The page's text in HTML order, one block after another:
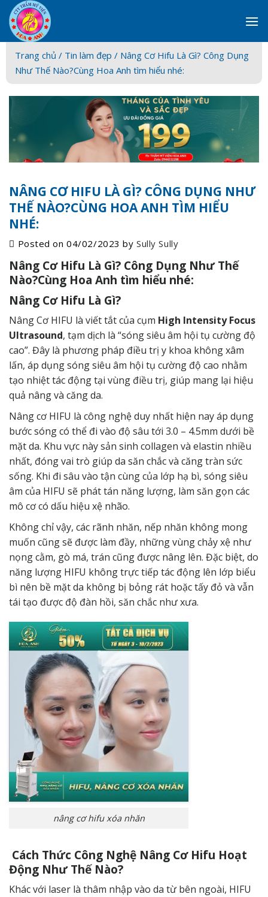
Skip
to
content
Trang chủ / Tin làm đẹp / Nâng Cơ Hifu Là Gì? Công Dụng
Như Thế Nào?Cùng Hoa Anh tìm hiểu nhé:
NÂNG CƠ HIFU LÀ GÌ? CÔNG DỤNG NHƯ
THẾ NÀO?CÙNG HOA ANH TÌM HIỂU
NHÉ:
Posted on04/02/2023 bySully Sully
Nâng Cơ Hifu Là Gì? Công Dụng Như Thế
Nào?Cùng Hoa Anh tìm hiểu nhé:
Nâng Cơ Hifu Là Gì?
Nâng Cơ HIFU là viết tắt của cụm High Intensity Focus
Ultrasound, tạm dịch là “sóng siêu âm hội tụ cường độ
cao”. Đây là phương pháp điều trị y khoa không xâm
lấn, áp dụng sóng siêu âm hội tụ cường độ cao nhằm
tạo nhiệt tác động tại vùng điều trị, giúp mang lại hiệu
quả nâng và căng da.
Nâng cơ HIFU là công nghệ duy nhất hiện nay áp dụng
bước sóng có thể đi vào độ sâu tới 3.0 – 4.5mm dưới bề
mặt da. Khu vực này sản sinh collagen và elastin nhiều
nhất, đóng vai trò giúp da săn chắc và căng tràn sức
sống. Khi đi sâu vào tận cùng của lớp hạ bì, sóng siêu
âm của HIFU sẽ phát tán năng lượng, làm săn gọn các
mô cơ có dấu hiệu xệ nhão.
Không chỉ vậy, các rãnh nhăn, nếp nhăn không mong
muốn cũng sẽ được làm đầy, những vùng chảy xệ như
nọng cằm, gò má, trán cũng được nâng lên. Đặc biệt, do
năng lượng HIFU không trực tiếp tác động lên lớp biểu
bì nên bề mặt da không bị bỏng rát hoặc tấy đỏ và vẫn
tái tạo được độ đàn hồi, săn chắc như xưa.
nâng cơ hifu xóa nhăn
Cách Thức Công Nghệ Nâng Cơ Hifu Hoạt
Động Như Thế Nào?
Khác với laser là thâm nhập vào da từ bên ngoài, HIFU